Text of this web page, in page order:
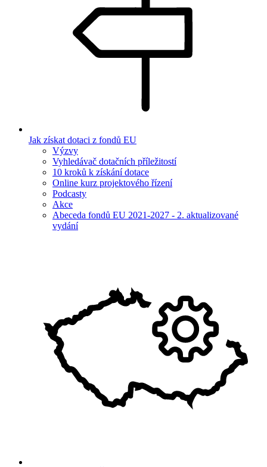
Jak získat dotaci z fondů EU
Výzvy
Vyhledávač dotačních příležitostí
10 kroků k získání dotace
Online kurz projektového řízení
Podcasty
Akce
Abeceda fondů EU 2021-2027 - 2. aktualizované
vydání